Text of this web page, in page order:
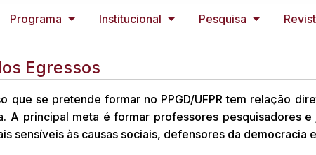
Programa Institucional Pesquisa
Egressos
que se pretende formar no PPGD/UFPR tem relação
A principal meta é formar professores pesquisadores
sensíveis às causas sociais, defensores da democracia